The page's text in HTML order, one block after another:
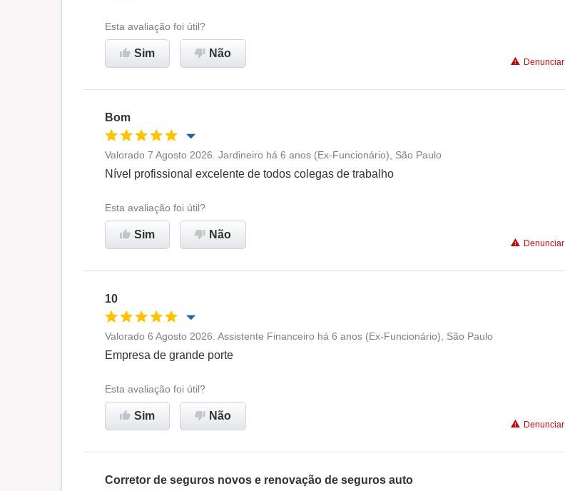
Recomenda esta empresa
Esta avaliação foi útil?
Sim Não
Denunciar
Bom
Oportunidade de promoção
Ambiente de trabalho
Conciliação com a vida familiar
Não recomenda esta
Valorado 7 Agosto 2026. Jardineiro há 6 anos (Ex-Funcionário), São Paulo
Nível profissional excelente de todos colegas de trabalho
Esta avaliação foi útil?
Sim Não
Denunciar
10
Oportunidade de promoção
Ambiente de trabalho
Recomenda esta empresa
Valorado 6 Agosto 2026. Assistente Financeiro há 6 anos (Ex-Funcionário), São Paulo
Empresa de grande porte
Esta avaliação foi útil?
Sim Não
Denunciar
Corretor de seguros novos e renovação de seguros auto